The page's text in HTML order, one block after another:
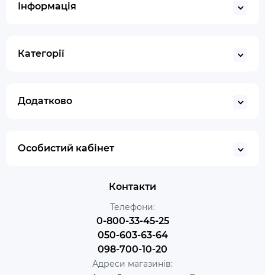
Інформація
Категорії
Додатково
Особистий кабінет
Контакти
Телефони:
0-800-33-45-25
050-603-63-64
098-700-10-20
Адреси магазинів: